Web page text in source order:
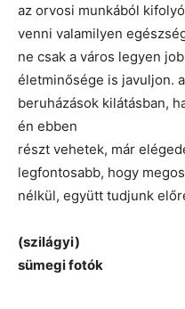
az orvosi munkából
venni valamilyen
ne csak a város legyen
életminősége is javuljon.
beruházások kilátásban,
én ebben
részt vehetek, már
legfontosabb, hogy
nélkül, együtt tudjunk
(szilágyi)
sümegi fotók